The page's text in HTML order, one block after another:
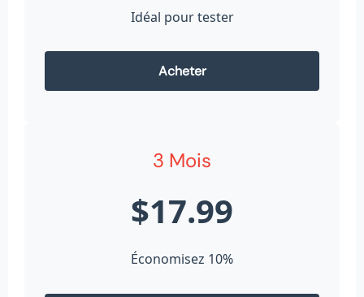
Idéal pour tester
Acheter
3 Mois
$17.99
Économisez 10%